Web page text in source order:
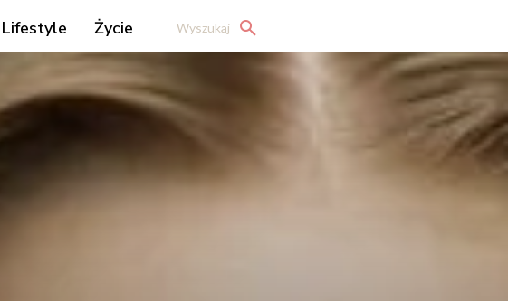
Lifestyle Życie Wyszukaj